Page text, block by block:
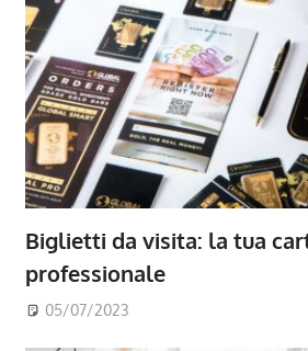
Biglietti da visita: la tua
professionale
05/07/2023